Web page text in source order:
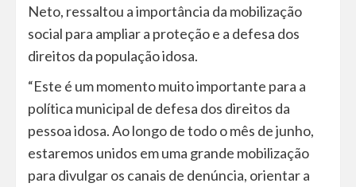
Neto, ressaltou a importância da mobilização
social para ampliar a proteção e a defesa dos
direitos da população idosa.
“Este é um momento muito importante para a
política municipal de defesa dos direitos da
pessoa idosa. Ao longo de todo o mês de junho,
estaremos unidos em uma grande mobilização
para divulgar os canais de denúncia, orientar a